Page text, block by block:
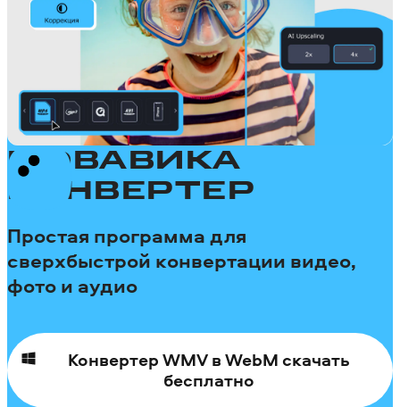
МОВАВИКА
КОНВЕРТЕР
Простая программа для
сверхбыстрой конвертации видео,
фото и аудио
Конвертер WMV в WebM скачать
бесплатно